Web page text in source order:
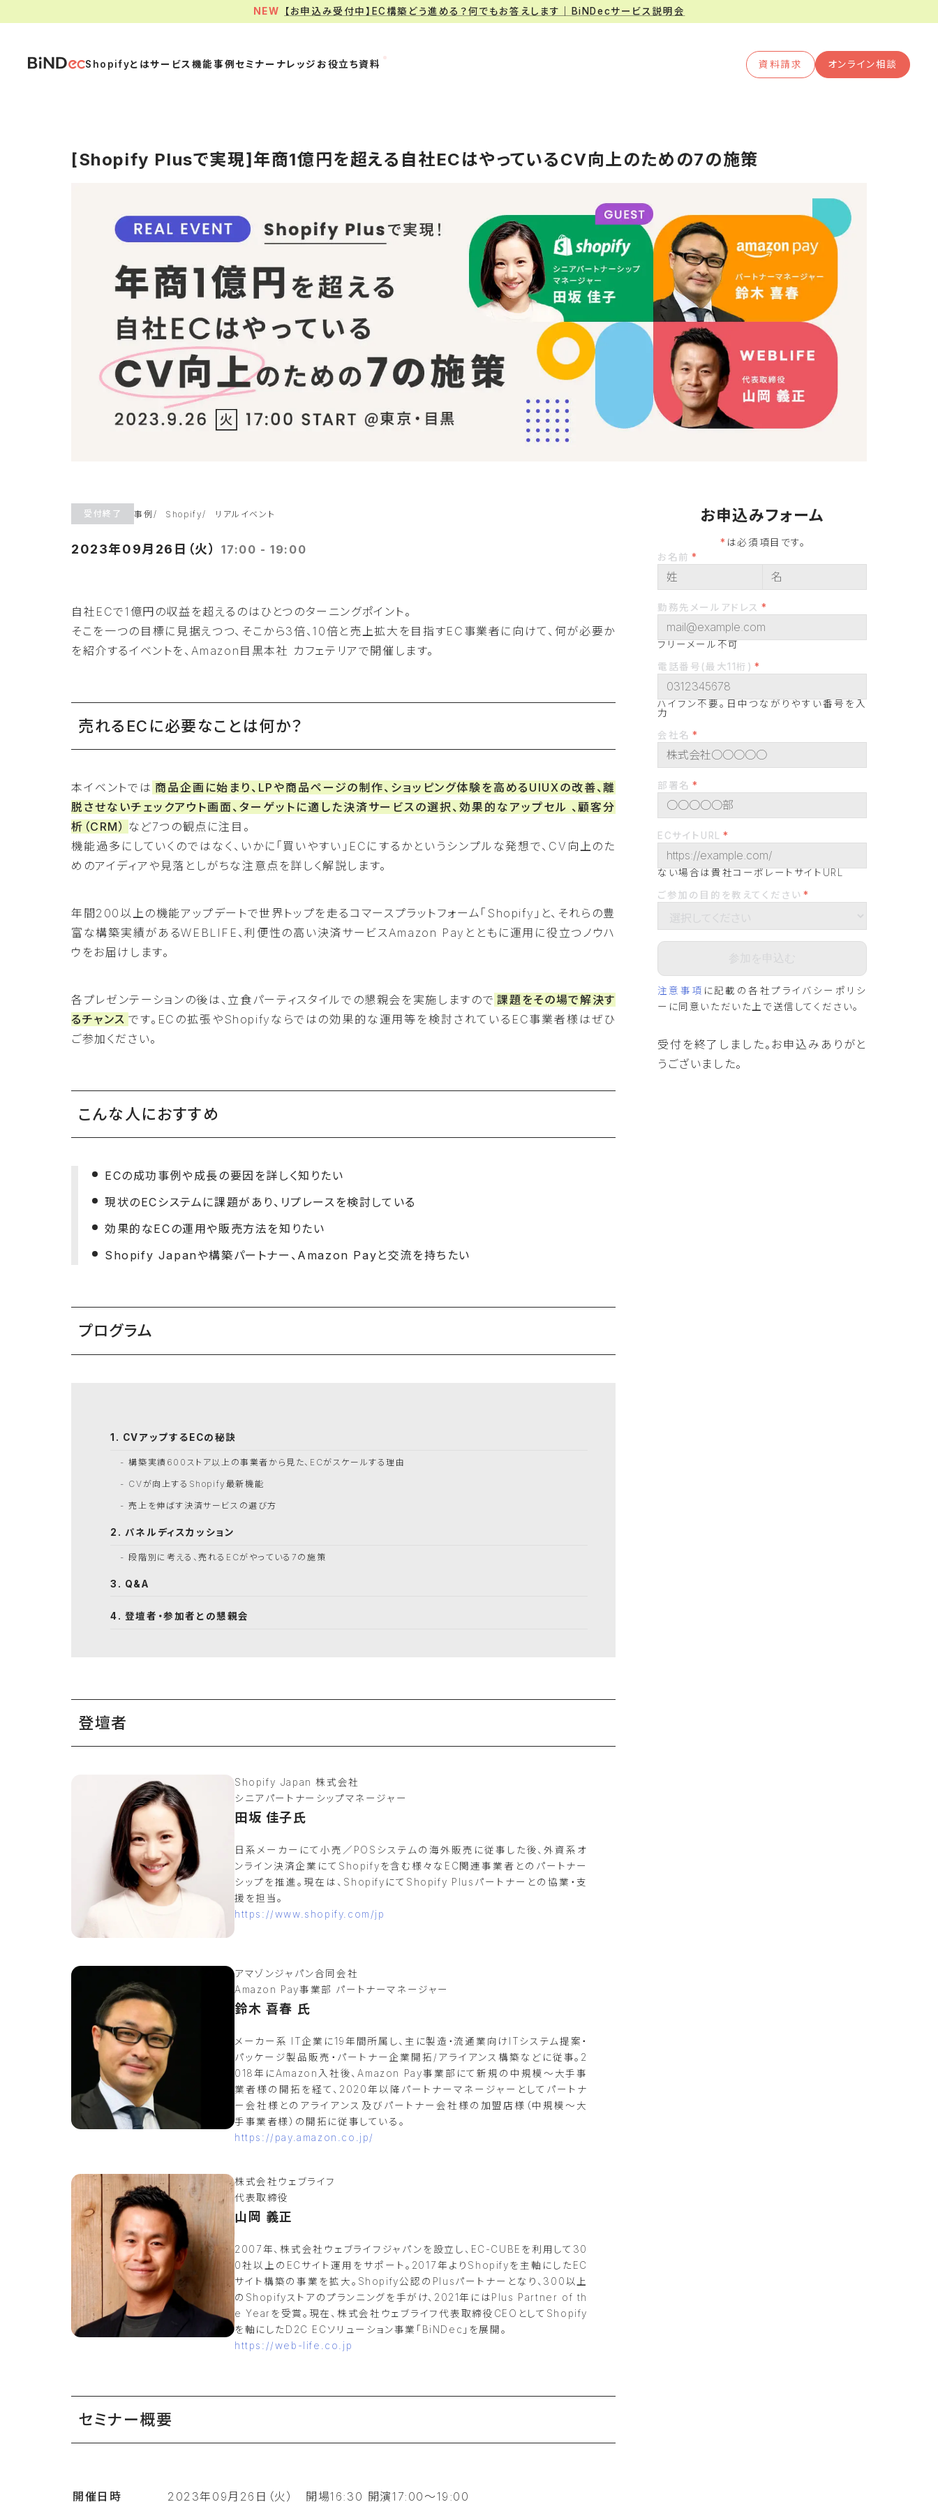
【お申込み受付中】EC構築どう進める？何でもお答えします｜BiNDecサービス説明会
Shopifyとはサービス 機能事例 セミナー ナレッジ お役立ち資料 資料請求 オンライン相談
[Shopify Plusで実現]年商1億円を超える自社ECはやっているCV向上のための7の施策
受付終了 事例 Shopify リアルイベント
2023年09月26日（火） 17:00 - 19:00
自社ECで1億円の収益を超えるのはひとつのターニングポイント。
そこを一つの目標に見据えつつ、そこから3倍、10倍と売上拡大を目指すEC事業者に向けて、何が必要か
を紹介するイベントを、Amazon目黒本社 カフェテリアで開催します。
売れるECに必要なことは何か？
本イベントでは 商品企画に始まり、LPや商品ページの制作、ショッピング体験を高めるUIUXの改善、離
脱させないチェックアウト画面、ターゲットに適した決済サービスの選択、効果的なアップセル 、顧客分
析（CRM） など7つの観点に注目。
機能過多にしていくのではなく、いかに「買いやすい」ECにするかというシンプルな発想で、CV向上のた
めのアイディアや見落としがちな注意点を詳しく解説します。
年間200以上の機能アップデートで世界トップを走るコマースプラットフォーム「Shopify」と、それらの豊
富な構築実績があるWEBLIFE、利便性の高い決済サービスAmazon Payとともに運用に役立つノウハ
ウをお届けします。
各プレゼンテーションの後は、立食パーティスタイルでの懇親会を実施しますので 課題をその場で解決す
るチャンス です。ECの拡張やShopifyならではの効果的な運用等を検討されているEC事業者様はぜひ
ご参加ください。
こんな人におすすめ
ECの成功事例や成長の要因を詳しく知りたい
現状のECシステムに課題があり、リプレースを検討している
効果的なECの運用や販売方法を知りたい
Shopify Japanや構築パートナー、Amazon Payと交流を持ちたい
プログラム
CVアップするECの秘訣
構築実績600ストア以上の事業者から見た、ECがスケールする理由
CVが向上するShopify最新機能
売上を伸ばす決済サービスの選び方
パネルディスカッション
段階別に考える、売れるECがやっている7の施策
Q&A
登壇者・参加者との懇親会
登壇者
Shopify Japan 株式会社
シニアパートナーシップマネージャー
田坂 佳子氏
日系メーカーにて小売／POSシステムの海外販売に従事した後、外資系オ
ンライン決済企業にてShopifyを含む様々なEC関連事業者とのパートナー
シップを推進。現在は、ShopifyにてShopify Plusパートナーとの協業・支
援を担当。
https://www.shopify.com/jp
アマゾンジャパン合同会社
Amazon Pay事業部 パートナーマネージャー
鈴木 喜春 氏
メーカー系 IT企業に19年間所属し、主に製造・流通業向けITシステム提案・
パッケージ製品販売・パートナー企業開拓/アライアンス構築などに従事。2
018年にAmazon入社後、Amazon Pay事業部にて新規の中規模～大手事
業者様の開拓を経て、2020年以降パートナーマネージャーとしてパートナ
ー会社様とのアライアンス及びパートナー会社様の加盟店様（中規模～大
手事業者様）の開拓に従事している。
https://pay.amazon.co.jp/
株式会社ウェブライフ
代表取締役
山岡 義正
2007年、株式会社ウェブライフジャパンを設立し、EC-CUBEを利用して30
0社以上のECサイト運用をサポート。2017年よりShopifyを主軸にしたEC
サイト構築の事業を拡大。Shopify公認のPlusパートナーとなり、300以上
のShopifyストアのプランニングを手がけ、2021年にはPlus Partner of th
e Yearを受賞。現在、株式会社ウェブライフ代表取締役CEOとしてShopify
を軸にしたD2C ECソリューション事業「BiNDec」を展開。
https://web-life.co.jp
セミナー概要
開催日時 2023年09月26日（火） 開場16:30 開演17:00〜19:00
お申込みフォーム
は必須項目です。
お名前
勤務先メールアドレス
フリーメール不可
電話番号(最大11桁)
ハイフン不要。日中つながりやすい番号を入
力
会社名
部署名
ECサイトURL
ない場合は貴社コーポレートサイトURL
ご参加の目的を教えてください
注意事項 に記載の各社プライバシーポリシ
ーに同意いただいた上で送信してください。
受付を終了しました。お申込みありがと
うございました。